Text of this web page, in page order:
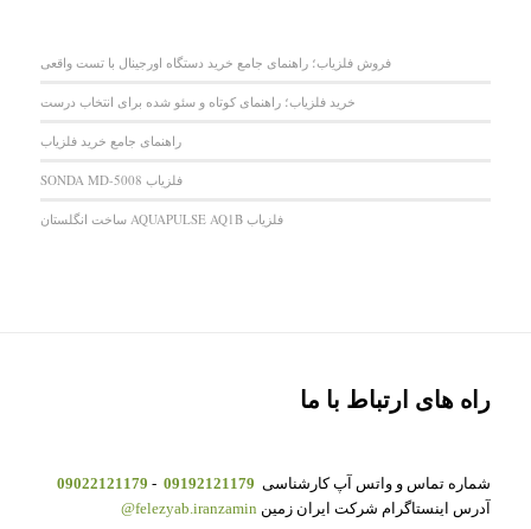
فروش فلزیاب؛ راهنمای جامع خرید دستگاه اورجینال با تست واقعی
خرید فلزیاب؛ راهنمای کوتاه و سئو شده برای انتخاب درست
راهنمای جامع خرید فلزیاب
فلزیاب SONDA MD-5008
فلزیاب AQUAPULSE AQ1B ساخت انگلستان
راه های ارتباط با ما
شماره تماس و واتس آپ کارشناسی 09192121179
-
09022121179
آدرس اینستاگرام شرکت ایران زمین felezyab.iranzamin@